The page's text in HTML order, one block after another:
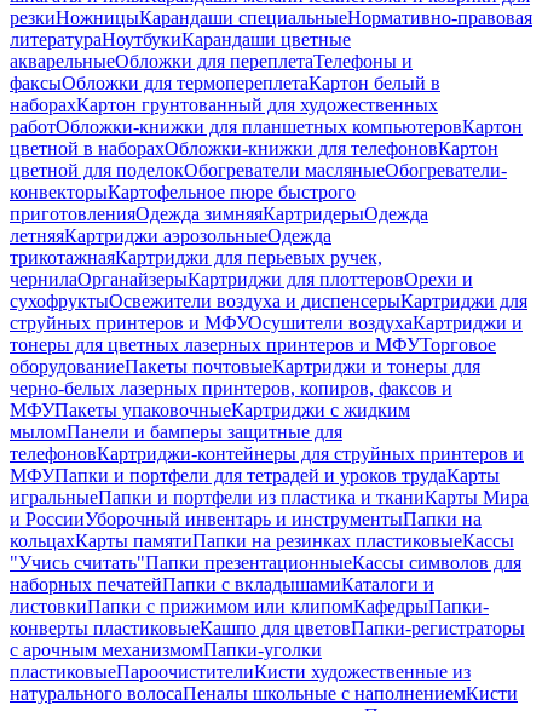
резкиНожницыКарандаши специальныеНормативно-правовая
литератураНоутбукиКарандаши цветные
акварельныеОбложки для переплетаТелефоны и
факсыОбложки для термопереплетаКартон белый в
наборахКартон грунтованный для художественных
работОбложки-книжки для планшетных компьютеровКартон
цветной в наборахОбложки-книжки для телефоновКартон
цветной для поделокОбогреватели масляныеОбогреватели-
конвекторыКартофельное пюре быстрого
приготовленияОдежда зимняяКартридерыОдежда
летняяКартриджи аэрозольныеОдежда
трикотажнаяКартриджи для перьевых ручек,
чернилаОрганайзерыКартриджи для плоттеровОрехи и
сухофруктыОсвежители воздуха и диспенсерыКартриджи для
струйных принтеров и МФУОсушители воздухаКартриджи и
тонеры для цветных лазерных принтеров и МФУТорговое
оборудованиеПакеты почтовыеКартриджи и тонеры для
черно-белых лазерных принтеров, копиров, факсов и
МФУПакеты упаковочныеКартриджи с жидким
мыломПанели и бамперы защитные для
телефоновКартриджи-контейнеры для струйных принтеров и
МФУПапки и портфели для тетрадей и уроков трудаКарты
игральныеПапки и портфели из пластика и тканиКарты Мира
и РоссииУборочный инвентарь и инструментыПапки на
кольцахКарты памятиПапки на резинках пластиковыеКассы
"Учись считать"Папки презентационныеКассы символов для
наборных печатейПапки с вкладышамиКаталоги и
листовкиПапки с прижимом или клипомКафедрыПапки-
конверты пластиковыеКашпо для цветовПапки-регистраторы
с арочным механизмомПапки-уголки
пластиковыеПароочистителиКисти художественные из
натурального волосаПеналы школьные с наполнениемКисти